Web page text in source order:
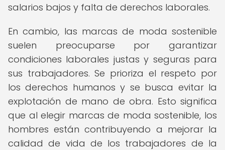
salarios bajos y falta de derechos laborales.
En cambio, las marcas de moda sostenible
suelen preocuparse por garantizar
condiciones laborales justas y seguras para
sus trabajadores. Se prioriza el respeto por
los derechos humanos y se busca evitar la
explotación de mano de obra. Esto significa
que al elegir marcas de moda sostenible, los
hombres están contribuyendo a mejorar la
calidad de vida de los trabajadores de la